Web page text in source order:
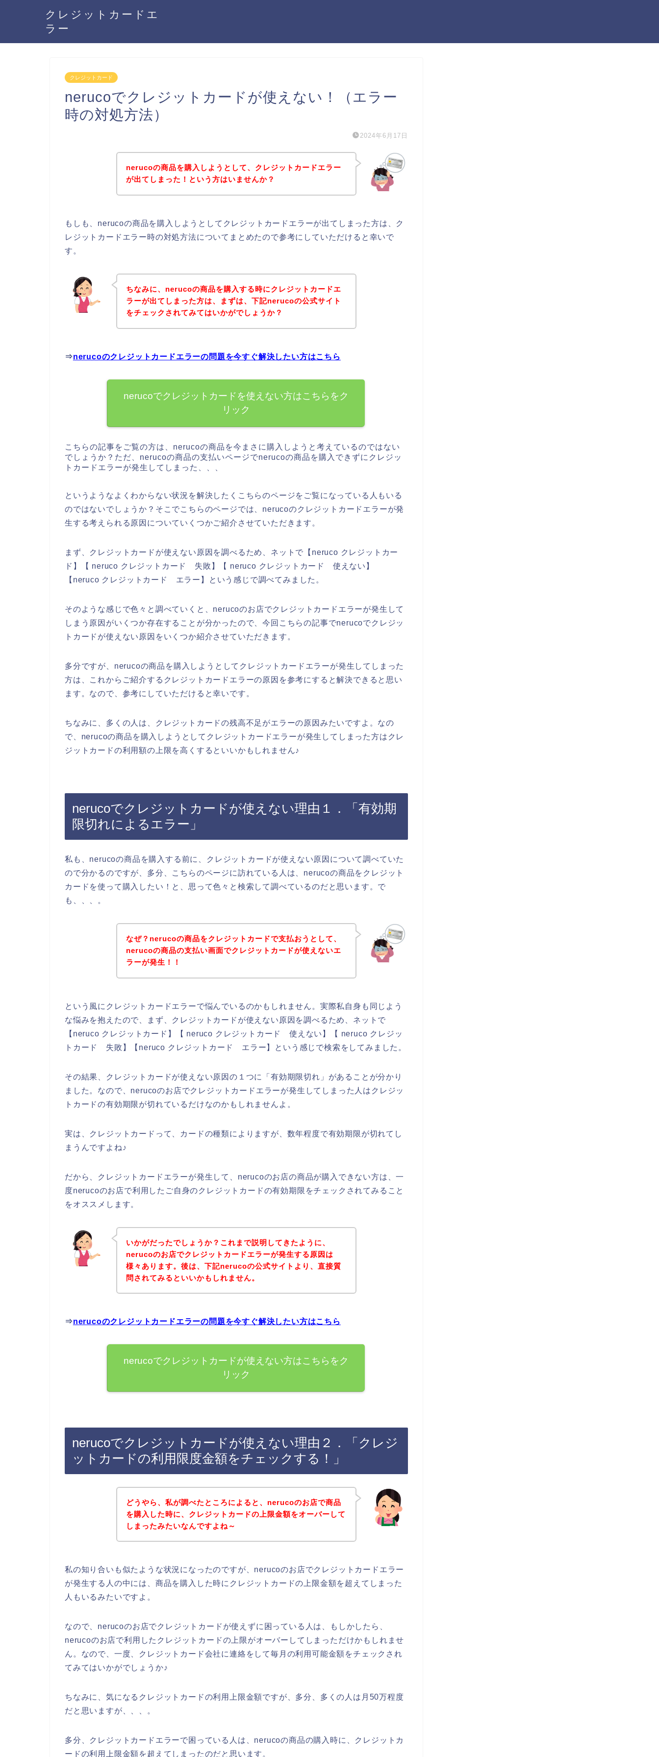
クレジットカードエ
ラー
クレジットカード
nerucoでクレジットカードが使えない！（エラー
時の対処方法）
2024年6月17日
nerucoの商品を購入しようとして、クレジットカードエラー
が出てしまった！という方はいませんか？
もしも、nerucoの商品を購入しようとしてクレジットカードエラーが出てしまった方は、ク
レジットカードエラー時の対処方法についてまとめたので参考にしていただけると幸いで
す。
ちなみに、nerucoの商品を購入する時にクレジットカードエ
ラーが出てしまった方は、まずは、下記nerucoの公式サイト
をチェックされてみてはいかがでしょうか？
⇒nerucoのクレジットカードエラーの問題を今すぐ解決したい方はこちら
nerucoでクレジットカードを使えない方はこちらをク
リック
こちらの記事をご覧の方は、nerucoの商品を今まさに購入しようと考えているのではない
でしょうか？ただ、nerucoの商品の支払いページでnerucoの商品を購入できずにクレジッ
トカードエラーが発生してしまった、、、
というようなよくわからない状況を解決したくこちらのページをご覧になっている人もいる
のではないでしょうか？そこでこちらのページでは、nerucoのクレジットカードエラーが発
生する考えられる原因についていくつかご紹介させていただきます。
まず、クレジットカードが使えない原因を調べるため、ネットで【neruco クレジットカー
ド】【 neruco クレジットカード 失敗】【 neruco クレジットカード 使えない】
【neruco クレジットカード エラー】という感じで調べてみました。
そのような感じで色々と調べていくと、nerucoのお店でクレジットカードエラーが発生して
しまう原因がいくつか存在することが分かったので、今回こちらの記事でnerucoでクレジッ
トカードが使えない原因をいくつか紹介させていただきます。
多分ですが、nerucoの商品を購入しようとしてクレジットカードエラーが発生してしまった
方は、これからご紹介するクレジットカードエラーの原因を参考にすると解決できると思い
ます。なので、参考にしていただけると幸いです。
ちなみに、多くの人は、クレジットカードの残高不足がエラーの原因みたいですよ。なの
で、nerucoの商品を購入しようとしてクレジットカードエラーが発生してしまった方はクレ
ジットカードの利用額の上限を高くするといいかもしれません♪
nerucoでクレジットカードが使えない理由１．「有効期
限切れによるエラー」
私も、nerucoの商品を購入する前に、クレジットカードが使えない原因について調べていた
ので分かるのですが、多分、こちらのページに訪れている人は、nerucoの商品をクレジット
カードを使って購入したい！と、思って色々と検索して調べているのだと思います。で
も、、、。
なぜ？nerucoの商品をクレジットカードで支払おうとして、
nerucoの商品の支払い画面でクレジットカードが使えないエ
ラーが発生！！
という風にクレジットカードエラーで悩んでいるのかもしれません。実際私自身も同じよう
な悩みを抱えたので、まず、クレジットカードが使えない原因を調べるため、ネットで
【neruco クレジットカード】【 neruco クレジットカード 使えない】【 neruco クレジッ
トカード 失敗】【neruco クレジットカード エラー】という感じで検索をしてみました。
その結果、クレジットカードが使えない原因の１つに「有効期限切れ」があることが分かり
ました。なので、nerucoのお店でクレジットカードエラーが発生してしまった人はクレジッ
トカードの有効期限が切れているだけなのかもしれませんよ。
実は、クレジットカードって、カードの種類によりますが、数年程度で有効期限が切れてし
まうんですよね♪
だから、クレジットカードエラーが発生して、nerucoのお店の商品が購入できない方は、一
度nerucoのお店で利用したご自身のクレジットカードの有効期限をチェックされてみること
をオススメします。
いかがだったでしょうか？これまで説明してきたように、
nerucoのお店でクレジットカードエラーが発生する原因は
様々あります。後は、下記nerucoの公式サイトより、直接質
問されてみるといいかもしれません。
⇒nerucoのクレジットカードエラーの問題を今すぐ解決したい方はこちら
nerucoでクレジットカードが使えない方はこちらをク
リック
nerucoでクレジットカードが使えない理由２．「クレジ
ットカードの利用限度金額をチェックする！」
どうやら、私が調べたところによると、nerucoのお店で商品
を購入した時に、クレジットカードの上限金額をオーバーして
しまったみたいなんですよね～
私の知り合いも似たような状況になったのですが、nerucoのお店でクレジットカードエラー
が発生する人の中には、商品を購入した時にクレジットカードの上限金額を超えてしまった
人もいるみたいですよ。
なので、nerucoのお店でクレジットカードが使えずに困っている人は、もしかしたら、
nerucoのお店で利用したクレジットカードの上限がオーバーしてしまっただけかもしれませ
ん。なので、一度、クレジットカード会社に連絡をして毎月の利用可能金額をチェックされ
てみてはいかがでしょうか♪
ちなみに、気になるクレジットカードの利用上限金額ですが、多分、多くの人は月50万程度
だと思いますが、、、。
多分、クレジットカードエラーで困っている人は、nerucoの商品の購入時に、クレジットカ
ードの利用上限金額を超えてしまったのだと思います。